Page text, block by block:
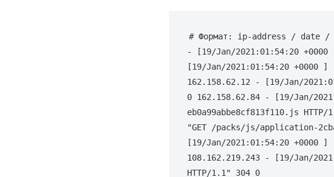
# Формат: ip-address / date /
-
[19/Jan/2021:01:54:20 +0000
[19/Jan/2021:01:54:20 +0000 ]
162.158.62.12 - [19/Jan/
0 162.158.62.84 - [19/Jan/
eb0a99abbe8cf813f110.js HTTP/
"GET /packs/js/application-
[19/Jan/2021:01:54:20 +0000 ]
108.162 .219.243 - [19/Jan/
HTTP/1.1"
304 0